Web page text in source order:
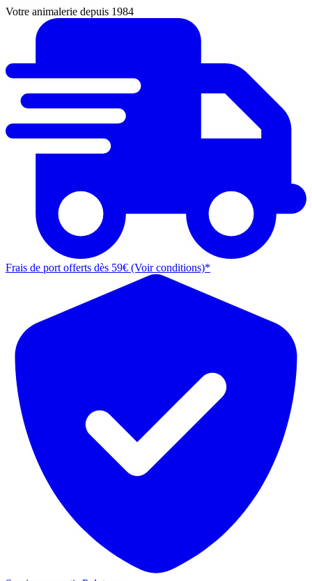
Votre animalerie depuis 1984
Frais de port offerts dès 59€ (Voir conditions)*